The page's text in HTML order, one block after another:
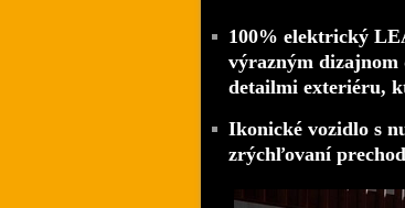
100% elektrický
výrazným dizajnom
detailmi exteriéru,
Ikonické vozidlo s
zrýchľovaní